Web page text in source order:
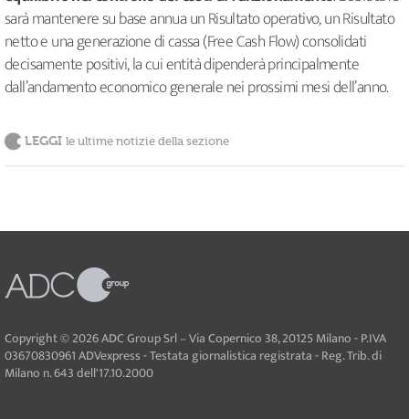
sarà mantenere su base annua un Risultato operativo, un Risultato
netto e una generazione di cassa (Free Cash Flow) consolidati
decisamente positivi, la cui entità dipenderà principalmente
dall’andamento economico generale nei prossimi mesi dell’anno.
LEGGI le ultime notizie della sezione
Copyright © 2026 ADC Group Srl – Via Copernico 38, 20125 Milano - P.IVA
03670830961 ADVexpress - Testata giornalistica registrata - Reg. Trib. di
Milano n. 643 dell'17.10.2000